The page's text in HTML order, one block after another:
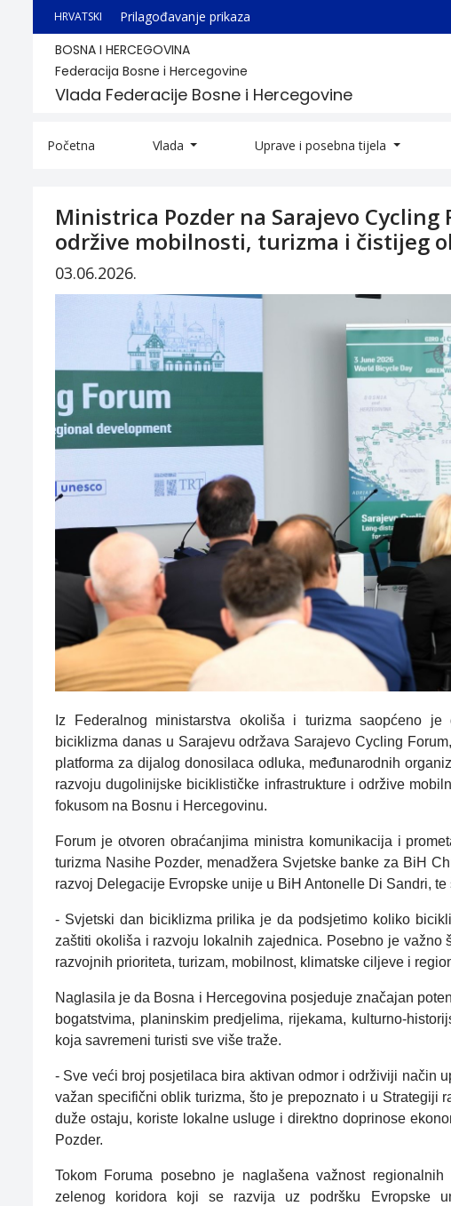
HRVATSKI Prilagođavanje prikaza
BOSNA I HERCEGOVINA
Federacija Bosne i Hercegovine
Vlada Federacije Bosne i Hercegovine
Početna Vlada Uprave i posebna tijela
Ministrica Pozder na Sarajevo
održive mobilnosti, turizma i čistijeg
03.06.2026.
Iz Federalnog ministarstva okoliša i turizma saopćeno
biciklizma danas u Sarajevu održava Sarajevo Cycling
platforma za dijalog donosilaca odluka, međunarodnih
razvoju dugolinijske biciklističke infrastrukture i održive
fokusom na Bosnu i Hercegovinu.
Forum je otvoren obraćanjima ministra komunikacija i
turizma Nasihe Pozder, menadžera Svjetske banke za BiH
razvoj Delegacije Evropske unije u BiH Antonelle Di Sandri,
- Svjetski dan biciklizma prilika je da podsjetimo koliko
zaštiti okoliša i razvoju lokalnih zajednica. Posebno je važno
razvojnih prioriteta, turizam, mobilnost, klimatske ciljeve i
Naglasila je da Bosna i Hercegovina posjeduje značajan
bogatstvima, planinskim predjelima, rijekama, kulturno-
koja savremeni turisti sve više traže.
- Sve veći broj posjetilaca bira aktivan odmor i održiviji način
važan specifični oblik turizma, što je prepoznato i u Strategiji
duže ostaju, koriste lokalne usluge i direktno doprinose
Pozder.
Tokom Foruma posebno je naglašena važnost
zelenog koridora koji se razvija uz podršku Evropske